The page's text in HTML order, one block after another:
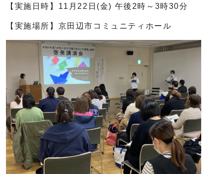
【実施日時】11月22日(金) 午後2時～3時30分
【実施場所】京田辺市コミュニティホール